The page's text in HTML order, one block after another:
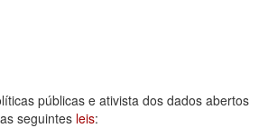
públicas e ativista dos dados abertos
seguintes leis: